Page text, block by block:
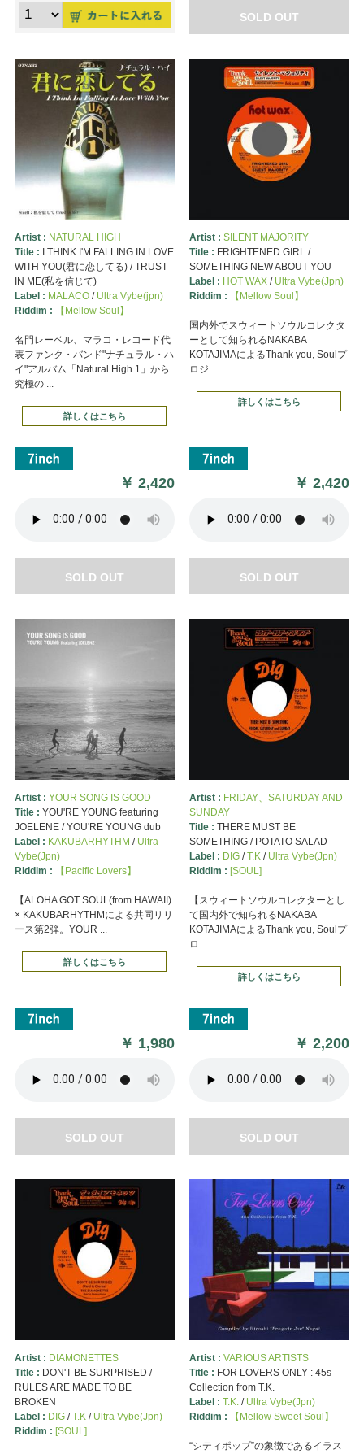
SOLD OUT
Artist : NATURAL HIGH
Title : I THINK I'M FALLING IN LOVE
WITH YOU(君に恋してる) / TRUST
IN ME(私を信じて)
Label : MALACO/ Ultra Vybe(jpn)
Riddim :
【Mellow Soul】
名門レーベル、マラコ・レコード代
表ファンク・バンド"ナチュラル・ハ
イ"アルバム「Natural High 1」から
究極の ...
詳しくはこちら
￥2,420
SOLD OUT
Artist : SILENT MAJORITY
Title : FRIGHTENED GIRL /
SOMETHING NEW ABOUT YOU
Label : HOT WAX/ Ultra Vybe(Jpn)
Riddim :
【Mellow Soul】
国内外でスウィートソウルコレクタ
ーとして知られるNAKABA
KOTAJIMAによるThank you, Soulプ
ロジ ...
詳しくはこちら
￥2,420
SOLD OUT
Artist : YOUR SONG IS GOOD
Title : YOU'RE YOUNG featuring
JOELENE / YOU'RE YOUNG dub
Label : KAKUBARHYTHM / Ultra
Vybe(Jpn)
Riddim :
【Pacific Lovers】
【ALOHA GOT SOUL(from HAWAII)
× KAKUBARHYTHMによる共同リリ
ース第2弾。YOUR ...
詳しくはこちら
￥ 1,980
SOLD OUT
Artist : FRIDAY、SATURDAY AND
SUNDAY
Title : THERE MUST BE
SOMETHING / POTATO SALAD
Label : DIG/T.K/ Ultra Vybe(Jpn)
Riddim : [SOUL]
【スウィートソウルコレクターとし
て国内外で知られるNAKABA
KOTAJIMAによるThank you, Soulプ
ロ ...
詳しくはこちら
￥2,200
SOLD OUT
Artist : DIAMONETTES
Title : DON'T BE SURPRISED /
RULES ARE MADE TO BE
BROKEN
Label : DIG/T.K/ Ultra Vybe(Jpn)
Riddim : [SOUL]
Artist : VARIOUS ARTISTS
Title : FOR LOVERS ONLY : 45s
Collection from T.K.
Label : T.K./ Ultra Vybe(Jpn)
Riddim :
【Mellow Sweet Soul】
“シティポップ”の象徴であるイラス